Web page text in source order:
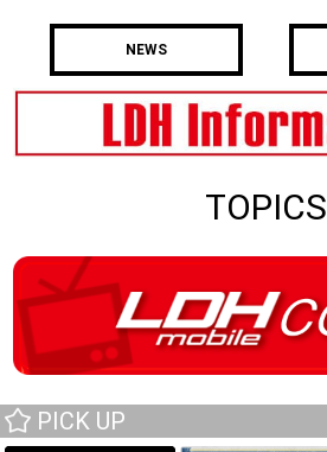
NEWS
TOPICS
PICK UP